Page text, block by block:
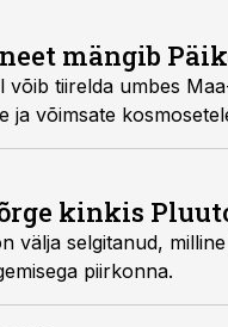
mängib
võib tiirelda umbes
ja võimsate
kinkis
välja selgitanud,
piirkonna.